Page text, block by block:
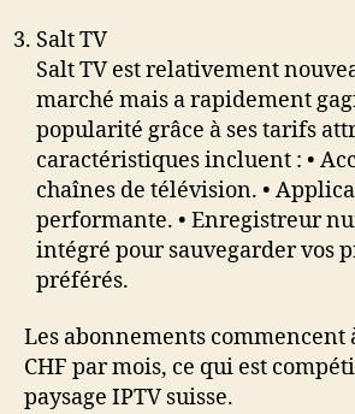
Salt TV
Salt TV est relativement
marché mais a rapidement
popularité grâce à ses tarifs
caractéristiques incluent : •
chaînes de télévision. •
performante. • Enregistreur
intégré pour sauvegarder vos
préférés.
Les abonnements commencent
CHF par mois, ce qui est
paysage IPTV suisse.